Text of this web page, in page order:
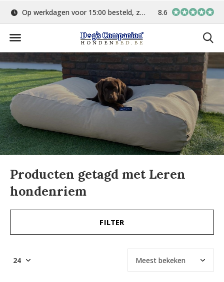
Op werkdagen voor 15:00 besteld, zelfde dag verstuurd Gratis verzending
8.6
Producten getagd met Leren
hondenriem
FILTER